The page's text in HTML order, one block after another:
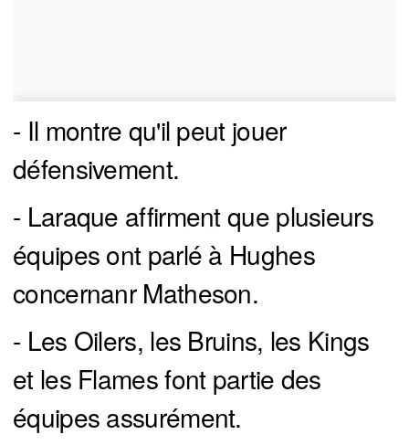
- Il montre qu'il peut jouer
défensivement.
- Laraque affirment que plusieurs
équipes ont parlé à Hughes
concernanr Matheson.
- Les Oilers, les Bruins, les Kings
et les Flames font partie des
équipes assurément.